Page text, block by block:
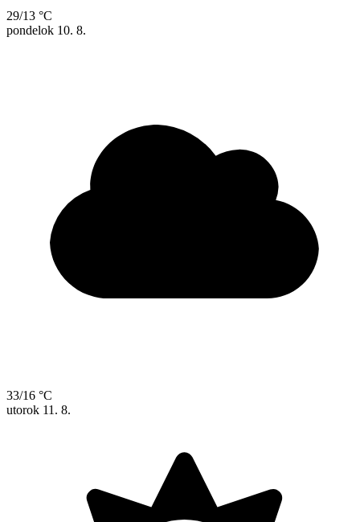
29/13 °C
pondelok 10. 8.
33/16 °C
utorok 11. 8.